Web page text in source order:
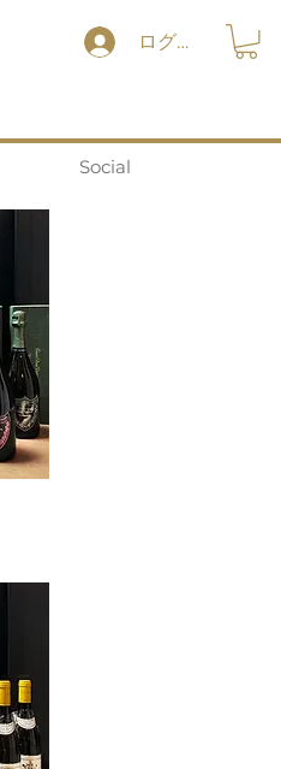
ログイン
Social